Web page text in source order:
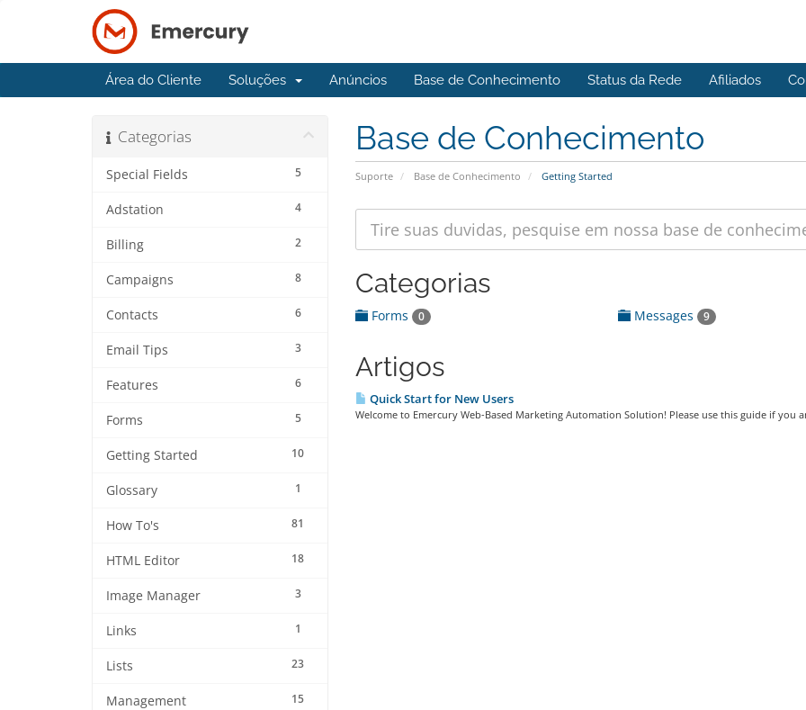
Área do Cliente Soluções Anúncios Base de Conhecimento Status da Rede Afiliados
Base de Conhecimento
Suporte Base de Conhecimento Getting Started
Categorias
5
Special Fields
4
Adstation
2
Billing
8
Campaigns
6
Contacts
3
Email Tips
6
Features
5
Forms
10
Getting Started
1
Glossary
81
How To's
18
HTML Editor
3
Image Manager
1
Links
23
Lists
15
Management
Categorias
Forms 0 Messages 9
Artigos
Quick Start for New Users
Welcome to Emercury Web-Based Marketing Automation Solution! Please use this guide if you